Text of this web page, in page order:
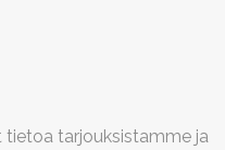
tietoa tarjouksistamme ja